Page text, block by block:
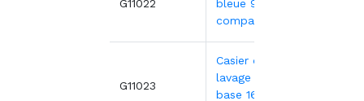
G11022
bleue 9
compartiments
G11023
Casier de
lavage gris -
base 16